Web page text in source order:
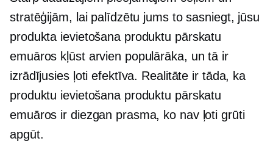
stratēģijām, lai palīdzētu jums to sasniegt, jūsu
produkta ievietošana produktu pārskatu
emuāros kļūst arvien populārāka, un tā ir
izrādījusies ļoti efektīva. Realitāte ir tāda, ka
produktu ievietošana produktu pārskatu
emuāros ir diezgan prasma, ko nav ļoti grūti
apgūt.